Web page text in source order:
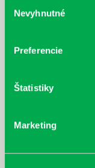
súhlasu
Nevyhnutné
Preferencie
Štatistiky
Marketing
cyklistu modernej doby:
nezastaviteľný